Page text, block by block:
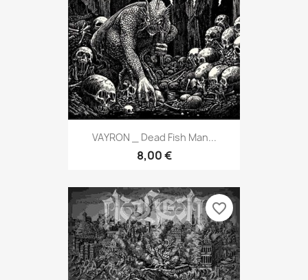
VAYRON _ Dead Fish Man...
8,00 €
favorite_border